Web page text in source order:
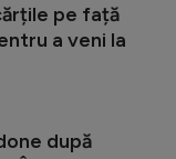
pe față
a veni la
după